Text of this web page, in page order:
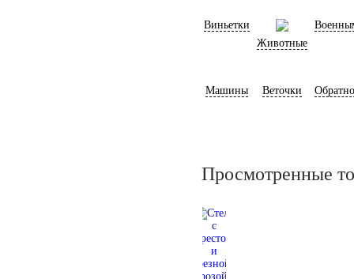
Виньетки
Животные
Машины Веточки
Просмотренные